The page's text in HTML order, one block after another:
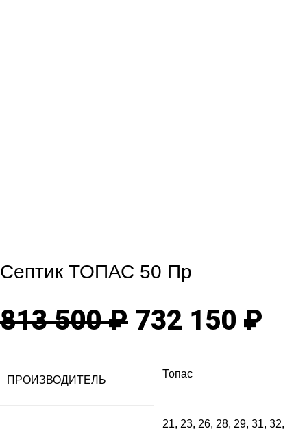
Септик ТОПАС 50 Пр
813 500₽
цена
составляла
732 150 ₽
ПРОИЗВОДИТЕЛЬ
Топас
21, 23, 26, 28, 29, 31, 32,